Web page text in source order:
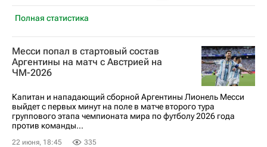
Полная статистика
Месси попал в стартовый состав
Аргентины на матч с Австрией на
ЧМ-2026
Капитан и нападающий сборной Аргентины Лионель Месси
выйдет с первых минут на поле в матче второго тура
группового этапа чемпионата мира по футболу 2026 года
против команды...
22 июня, 18:45 335